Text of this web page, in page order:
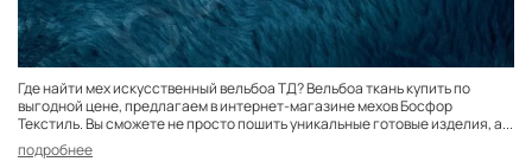
Где найти мех искусственный вельбоа ТД? Вельбоа ткань купить по
выгодной цене, предлагаем в интернет-магазине мехов Босфор
Текстиль. Вы сможете не просто пошить уникальные готовые изделия, а...
подробнее